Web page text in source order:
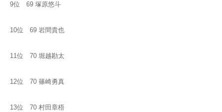
9位 69 塚原悠斗
10位 69 岩間貴也
11位 70 堀越勘太
12位 70 篠崎勇真
13位 70 村田章梧